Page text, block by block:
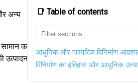
📑 Table of contents
आधुनिक और पारंपरिक विनिर्माण
विनिर्माण का इतिहास और आधुनिक
अन्य
का
उत्पादन